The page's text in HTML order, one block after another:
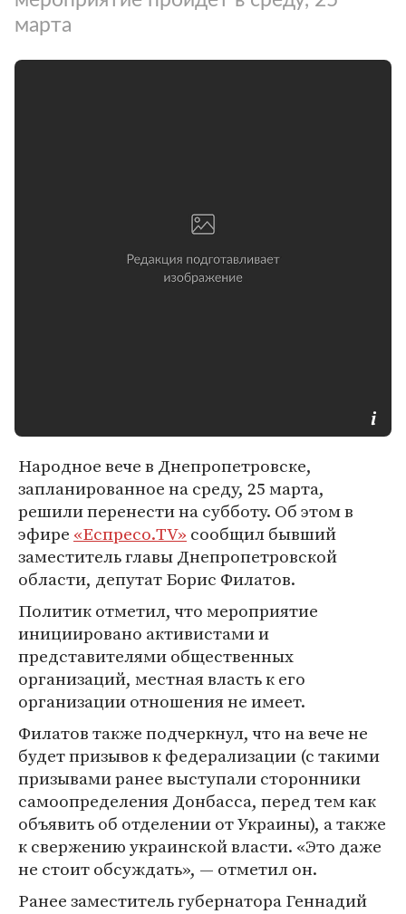
марта
Народное вече в Днепропетровске,
запланированное на среду, 25 марта,
решили перенести на субботу. Об этом в
эфире «Еспресо.TV» сообщил бывший
заместитель главы Днепропетровской
области, депутат Борис Филатов.
Политик отметил, что мероприятие
инициировано активистами и
представителями общественных
организаций, местная власть к его
организации отношения не имеет.
Филатов также подчеркнул, что на вече не
будет призывов к федерализации (с такими
призывами ранее выступали сторонники
самоопределения Донбасса, перед тем как
объявить об отделении от Украины), а также
к свержению украинской власти. «Это даже
не стоит обсуждать», — отметил он.
Ранее заместитель губернатора Геннадий